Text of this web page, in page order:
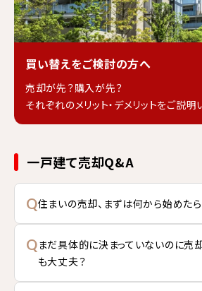
買い替えをご検討の方へ
売却が先？購入が先？
それぞれのメリット・デメリットをご説明
一戸建て売却Q&A
Q住まいの売却、まずは何から始めたら
Qまだ具体的に決まっていないのに売
も大丈夫？